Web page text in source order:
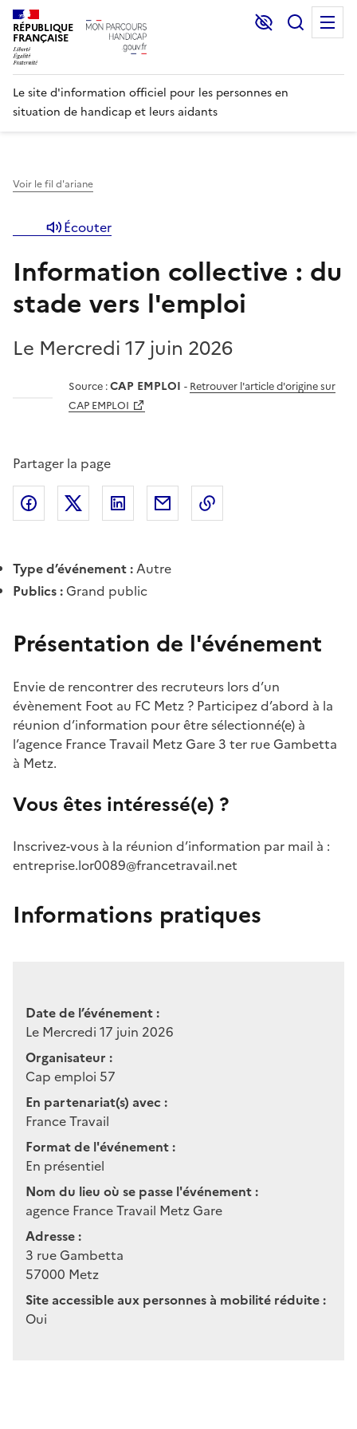
RÉPUBLIQUE
FRANÇAISE
Lecture et
Le site d'information officiel pour les personnes en
situation de handicap et leurs aidants
Voir le fil d'ariane
Écouter
Information collective : du
stade vers l'emploi
Le Mercredi 17 juin 2026
Source :CAP EMPLOI - Retrouver l'article d'origine sur
CAP EMPLOI
Partager la page
Partager l'article surFacebook
Partager l'article sur X (anciennement
Partager l'article sur
Partager l'article par courriel
Type d’événement :Autre
Publics :Grand public
Présentation de l'événement
Envie de rencontrer des recruteurs lors d’un
évènement Foot au FC Metz ? Participez d’abord à la
réunion d’information pour être sélectionné(e) à
l’agence France Travail Metz Gare 3 ter rue Gambetta
à Metz.
Vous êtes intéressé(e) ?
Inscrivez-vous à la réunion d’information par mail à :
entreprise.lor0089@francetravail.net
Informations pratiques
Date de l’événement :
Le Mercredi 17 juin 2026
Organisateur :
Cap emploi 57
En partenariat(s) avec :
France Travail
Format de l'événement :
En présentiel
Nom du lieu où se passe l'événement :
agence France Travail Metz Gare
Adresse :
3 rue Gambetta
57000 Metz
Site accessible aux personnes à mobilité réduite :
Oui